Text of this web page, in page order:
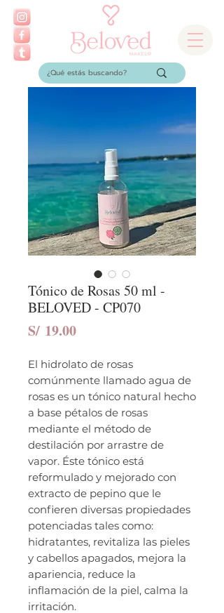
Tónico de Rosas 50 ml -
BELOVED - CP070
S/ 19.00Precio
El hidrolato de rosas
comúnmente llamado agua de
rosas es un tónico natural hecho
a base pétalos de rosas
mediante el método de
destilación por arrastre de
vapor. Éste tónico está
reformulado y mejorado con
extracto de pepino que le
confieren diversas propiedades
potenciadas tales como:
hidratantes, revitaliza las pieles
y cabellos apagados, mejora la
apariencia, reduce la
inflamación de la piel, calma la
irritación.